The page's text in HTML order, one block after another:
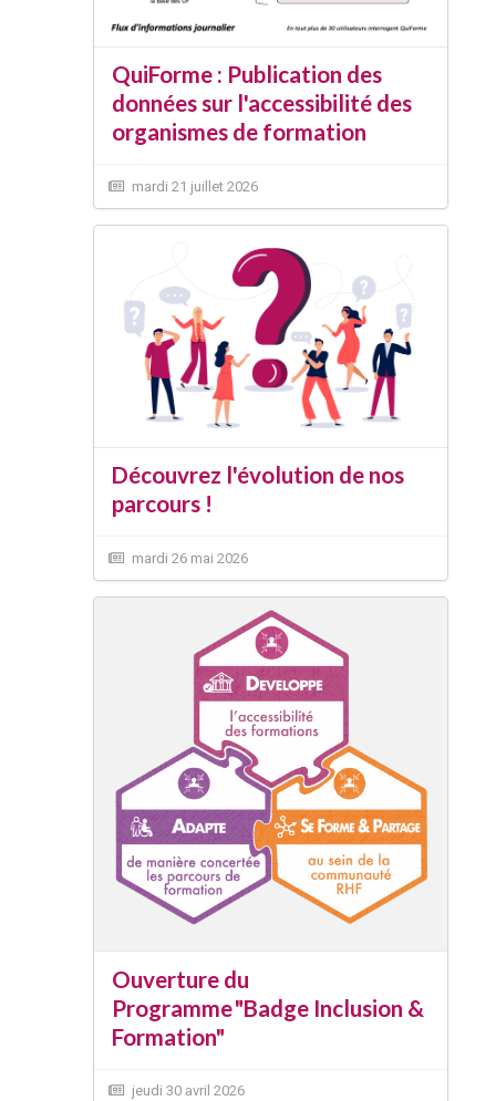
QuiForme : Publication des
données sur l'accessibilité des
organismes de formation
mardi 21 juillet 2026
Découvrez l'évolution de nos
parcours !
mardi 26 mai 2026
Ouverture du
Programme "Badge Inclusion &
Formation"
jeudi 30 avril 2026